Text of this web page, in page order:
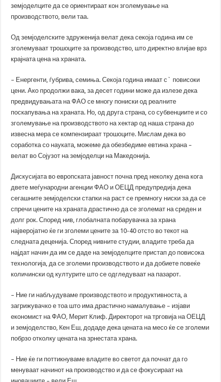
земјоделците да се ориентираат кон зголемување на
производството, вели таа.
Од земјоделските здруженија велат дека секоја година им се
зголемуваат трошоците за производство, што директно влијае врз
крајната цена на храната.
– Енергенти, ѓубрива, семиња. Секоја година имаат с` повисоки
цени. Ако продолжи вака, за десет години може да излезе дека
предвидувањата на ФАО се многу пониски од реалните
поскапувања на храната. Но, од друга страна, со субвенциите и со
зголемување на производството на хектар од наша страна до
извесна мера се компензираат трошоците. Мислам дека во
соработка со науката, можеме да обезбедиме евтина храна –
велат во Сојузот на земјоделци на Македонија.
Дискусијата во европската јавност почна пред неколку дена кога
двете меѓународни агенции ФАО и ОЕЦД предупредија дека
сегашните земјоделски стапки на раст се премногу ниски за да се
спречи цените на храната драстично да се зголемат на среден и
долг рок. Според нив, глобалната побарувачка за храна
најверојатно ќе ги зголеми цените за 10-40 отсто во текот на
следната деценија. Според нивните студии, владите треба да
најдат начин да им се даде на земјоделците пристап до повисока
технологија, да се зголеми производството и да добиете повеќе
количински од културите што се одгледуваат на пазарот.
– Ние ги набљудуваме производството и продуктивноста, а
загрижувачко е тоа што има драстично намалување – изјави
економист на ФАО, Мерит Kлиф. Директорот на трговија на ОЕЦД
и земјоделство, Kен Еш, додаде дека цената на месо ќе се зголеми
побрзо отколку цената на зрнестата храна.
– Ние ќе ги поттикнуваме владите во светот да почнат да го
менуваат начинот на производство и да се фокусираат на